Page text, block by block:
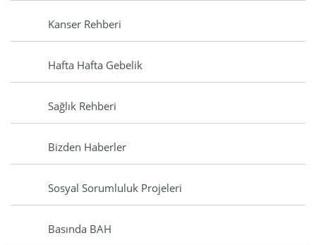
Kanser Rehberi
Hafta Hafta Gebelik
Sağlık Rehberi
Bizden Haberler
Sosyal Sorumluluk Projeleri
Basında BAH